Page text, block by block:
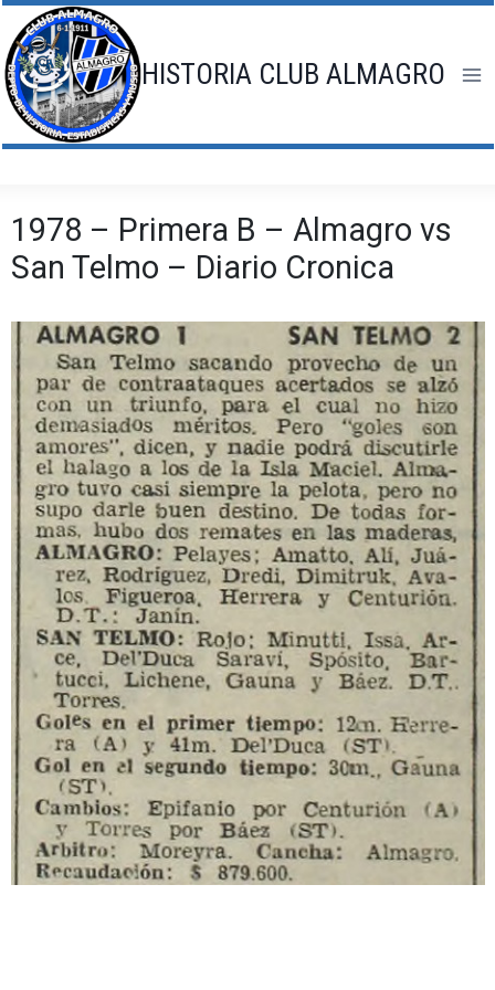
Saltar
al
contenido
HISTORIA CLUB ALMAGRO
1978 – Primera B – Almagro vs
San Telmo – Diario Cronica